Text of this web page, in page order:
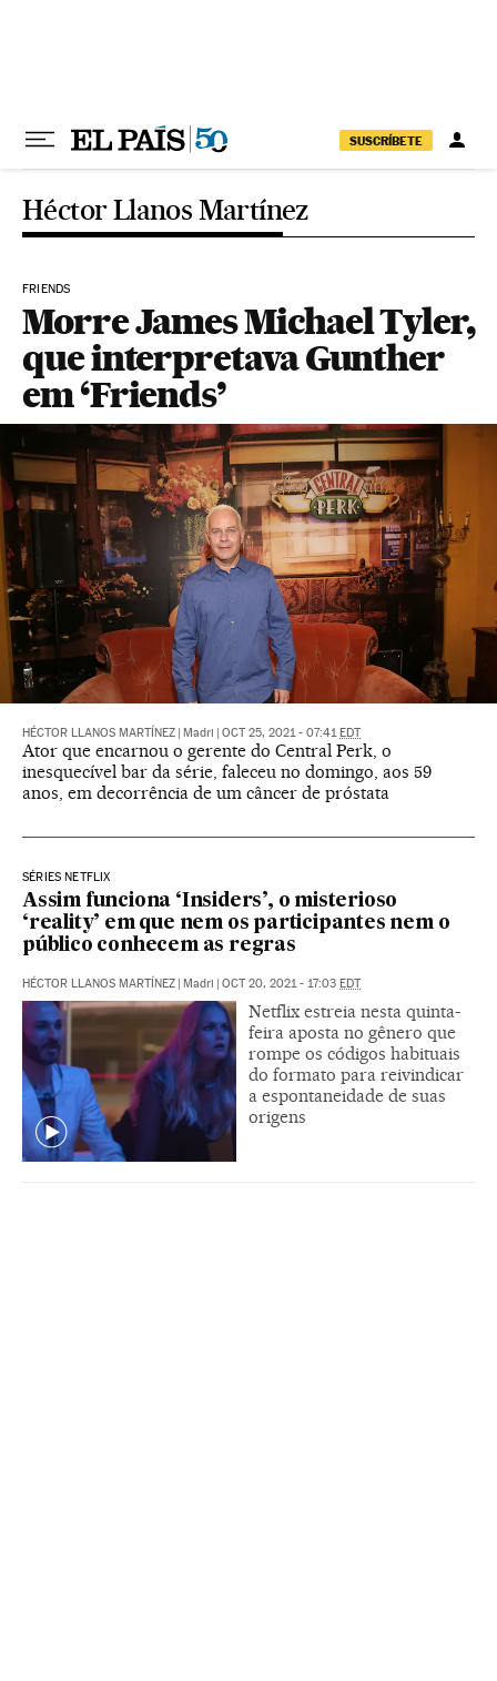
SUSCRÍBETE
Héctor Llanos Martínez
FRIENDS
Morre James Michael Tyler,
que interpretava Gunther
em ‘Friends’
HÉCTOR LLANOS MARTÍNEZ Madri OCT 25, 2021 - 07:41 EDT
Ator que encarnou o gerente do Central Perk, o
inesquecível bar da série, faleceu no domingo, aos 59
anos, em decorrência de um câncer de próstata
SÉRIES NETFLIX
Assim funciona ‘Insiders’, o misterioso
‘reality’ em que nem os participantes nem o
público conhecem as regras
HÉCTOR LLANOS MARTÍNEZ Madri OCT 20, 2021 - 17:03 EDT
Netflix estreia nesta quinta-
feira aposta no gênero que
rompe os códigos habituais
do formato para reivindicar
a espontaneidade de suas
origens